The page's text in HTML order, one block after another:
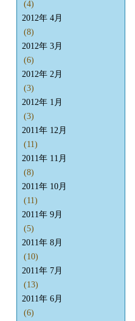
(4)
2012年 4月
(8)
2012年 3月
(6)
2012年 2月
(3)
2012年 1月
(3)
2011年 12月
(11)
2011年 11月
(8)
2011年 10月
(11)
2011年 9月
(5)
2011年 8月
(10)
2011年 7月
(13)
2011年 6月
(6)